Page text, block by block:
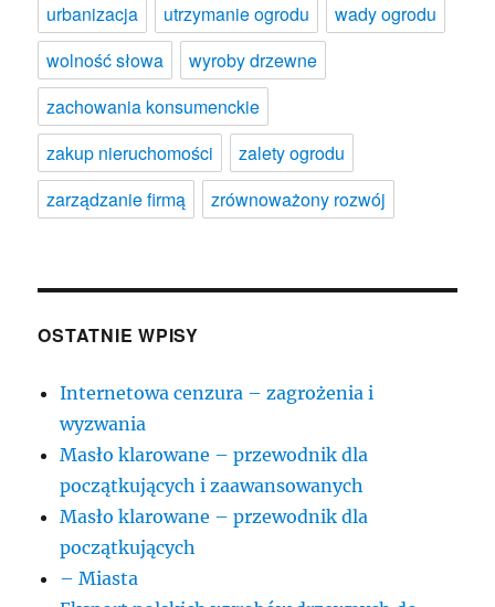
urbanizacja
utrzymanie ogrodu
wady ogrodu
wolność słowa
wyroby drzewne
zachowania konsumenckie
zakup nieruchomości
zalety ogrodu
zarządzanie firmą
zrównoważony rozwój
OSTATNIE WPISY
Internetowa cenzura – zagrożenia i
wyzwania
Masło klarowane – przewodnik dla
początkujących i zaawansowanych
Masło klarowane – przewodnik dla
początkujących
– Miasta